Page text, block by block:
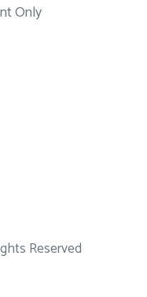
Only
Reserved